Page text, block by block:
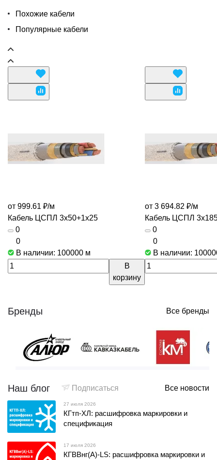
Похожие кабели
Популярные кабели
от 999.61 ₽/м
Кабель ЦСПЛ 3х50+1х25
0
0
В наличии: 100000 м
В
корзину
от 3 694.82 ₽/м
Кабель ЦСПЛ
0
0
В наличии:
Бренды Все бренды
Наш блог Подписаться Все новости
27 июля 2026
КГтп-ХЛ: расшифровка маркировки и
спецификация
17 июля 2026
КГВВнг(А)-LS: расшифровка маркировки и